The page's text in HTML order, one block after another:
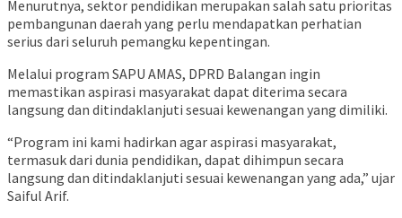
Menurutnya, sektor pendidikan merupakan salah satu prioritas
pembangunan daerah yang perlu mendapatkan perhatian
serius dari seluruh pemangku kepentingan.
Melalui program SAPU AMAS, DPRD Balangan ingin
memastikan aspirasi masyarakat dapat diterima secara
langsung dan ditindaklanjuti sesuai kewenangan yang dimiliki.
“Program ini kami hadirkan agar aspirasi masyarakat,
termasuk dari dunia pendidikan, dapat dihimpun secara
langsung dan ditindaklanjuti sesuai kewenangan yang ada,” ujar
Saiful Arif.